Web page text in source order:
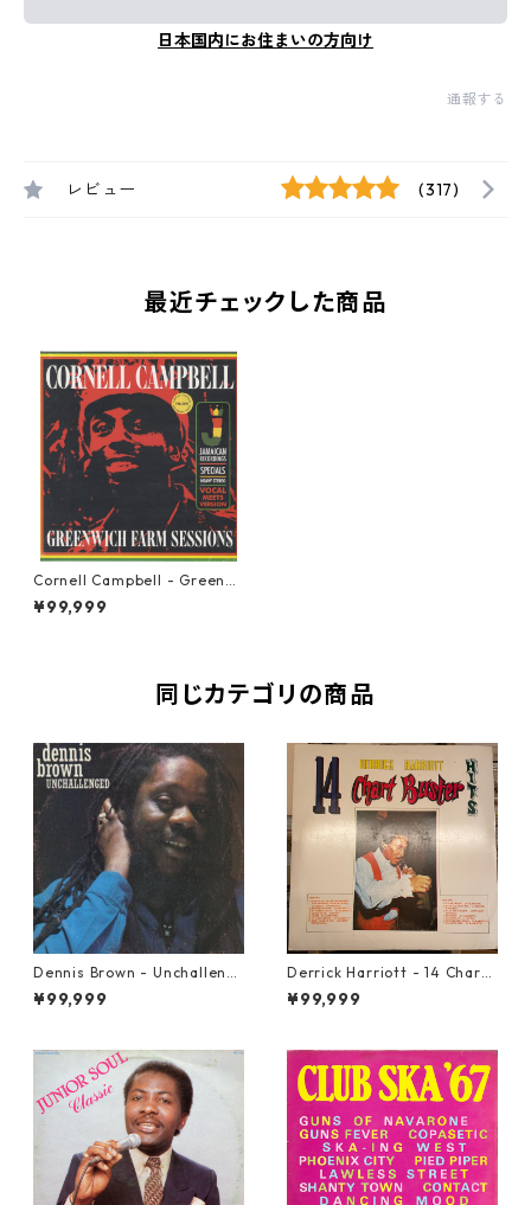
日本国内にお住まいの方向け
通報する
レビュー (317)
最近チェックした商品
Cornell Campbell - Greenwi
ch Farm Sessions【LP-7001
0】
¥99,999
同じカテゴリの商品
Dennis Brown - Unchalleng
ed【LP-70046】
¥99,999
Derrick Harriott - 14 Chartb
uster Hits【LP-70092】
¥99,999